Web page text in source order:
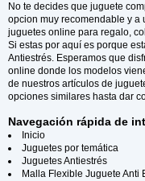
No te decides que juguete
opcion muy recomendable y a
juguetes online para regalo,
Si estas por aquí es porque
Antiestrés. Esperamos que disfrutes de nuestro amplio catálogo
online donde los modelos
de nuestros artículos de
opciones similares hasta dar
Navegación rápida de
Inicio
Juguetes por temática
Juguetes Antiestrés
Malla Flexible Juguete Anti